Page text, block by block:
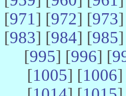
[971] [972] [973
[983] [984] [985
[995] [996] [
[1005] [1006]